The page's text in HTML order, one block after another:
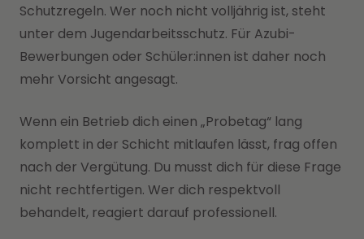
Schutzregeln. Wer noch nicht volljährig ist, steht
unter dem Jugendarbeitsschutz. Für Azubi-
Bewerbungen oder Schüler:innen ist daher noch
mehr Vorsicht angesagt.
Wenn ein Betrieb dich einen „Probetag“ lang
komplett in der Schicht mitlaufen lässt, frag offen
nach der Vergütung. Du musst dich für diese Frage
nicht rechtfertigen. Wer dich respektvoll
behandelt, reagiert darauf professionell.